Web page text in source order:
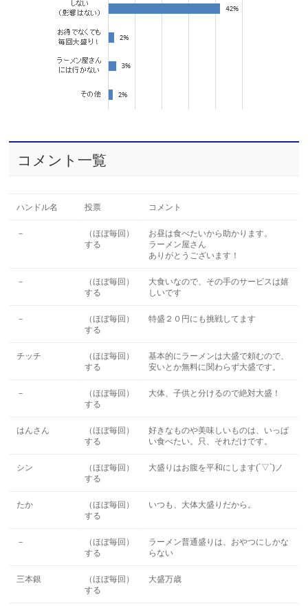
コメント一覧
ハンドル名 投票 コメント
－
（ほぼ毎回）
する
お昼は食べたいから助かります。
ラーメン屋さん
ありがとうございます！
－
（ほぼ毎回）
する
大食いなので、その手のサービスは嬉
しいです
－
（ほぼ毎回）
する
特盛２０円にも挑戦してます
チッチ
（ほぼ毎回）
する
基本的にラーメンは大盛で頼むので、
安いとか無料に関わらず大盛です。
－
（ほぼ毎回）
する
大体、子供と分けるので絶対大盛！
はんさん
（ほぼ毎回）
する
好きなものや美味しいものは、いっぱ
い食べたい。只、それだけです。
シン
（ほぼ毎回）
する
大盛りはお腹を平和にします(´▽`)ノ
たか
（ほぼ毎回）
する
いつも、大体大盛りだから。
－
（ほぼ毎回）
する
ラーメン普通盛りは、おやつにしかな
らない
三本銀
（ほぼ毎回）
する
大盛万歳